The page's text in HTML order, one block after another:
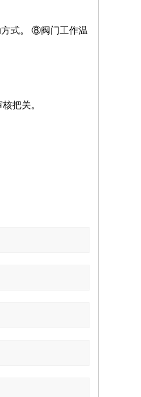
式。 ⑧阀门工作温
把关。